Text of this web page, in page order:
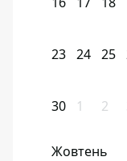
23 24 25
30 1 2
Жовтень